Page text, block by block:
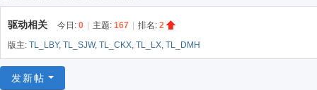
驱动相关 今日: 0 主题: 167 排名: 2
版主: TL_LBY, TL_SJW, TL_CKX, TL_LX, TL_DMH
发新帖